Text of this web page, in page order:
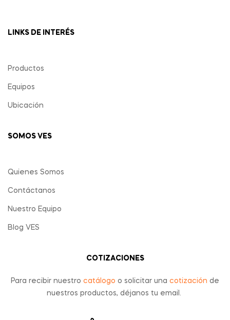
LINKS DE INTERÉS
Productos
Equipos
Ubicación
SOMOS VES
Quienes Somos
Contáctanos
Nuestro Equipo
Blog VES
COTIZACIONES
Para recibir nuestro catálogo o solicitar una cotización de
nuestros productos, déjanos tu email.